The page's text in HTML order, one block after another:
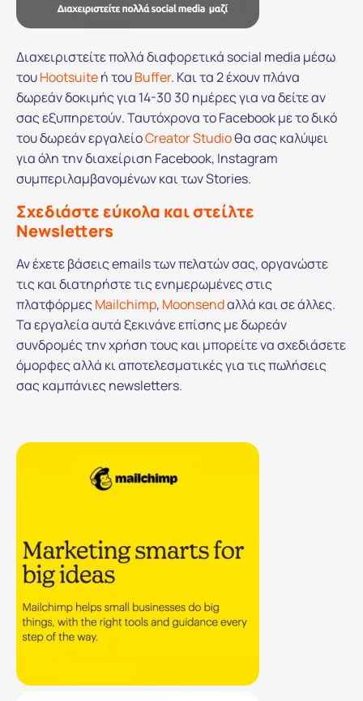
Διαχειριστείτε πολλά διαφορετικά social media μέσω
τουHootsuiteή τουBuffer. Και τα 2 έχουν πλάνα
δωρεάν δοκιμής για 14-30 30 ημέρες για να δείτε αν
σας εξυπηρετούν. Ταυτόχρονα το Facebook με το δικό
του δωρεάν εργαλείοCreator Studioθα σας καλύψει
για όλη την διαχείριση Facebook, Instagram
συμπεριλαμβανομένων και των Stories.
Σχεδιάστε εύκολα και στείλτε
Newsletters
Αν έχετε βάσεις emails των πελατών σας, οργανώστε
τις και διατηρήστε τις ενημερωμένες στις
πλατφόρμες Mailchimp, Moonsendαλλά και σε άλλες.
Τα εργαλεία αυτά ξεκινάνε επίσης με δωρεάν
συνδρομές την χρήση τους και μπορείτε να σχεδιάσετε
όμορφες αλλά κι αποτελεσματικές για τις πωλήσεις
σας καμπάνιες newsletters.